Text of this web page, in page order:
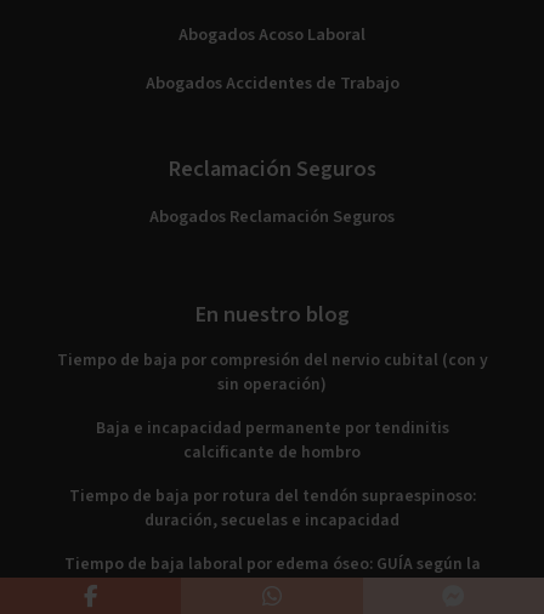
Abogados Acoso Laboral
Abogados Accidentes de Trabajo
Reclamación Seguros
Abogados Reclamación Seguros
En nuestro blog
Tiempo de baja por compresión del nervio cubital (con y
sin operación)
Baja e incapacidad permanente por tendinitis
calcificante de hombro
Tiempo de baja por rotura del tendón supraespinoso:
duración, secuelas e incapacidad
Tiempo de baja laboral por edema óseo: GUÍA según la
zona afectada